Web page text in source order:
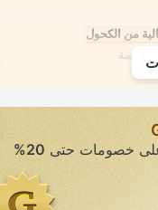
من الكحول
على خصومات حتى20%